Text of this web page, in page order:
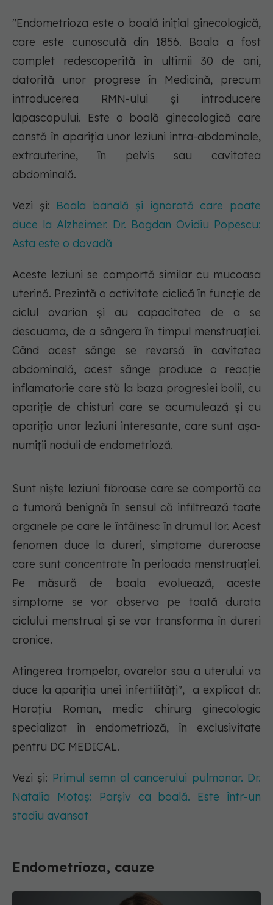
"Endometrioza este o boală inițial ginecologică,
care este cunoscută din 1856. Boala a fost
complet redescoperită în ultimii 30 de ani,
datorită unor progrese în Medicină, precum
introducerea RMN-ului și introducere
lapascopului. Este o boală ginecologică care
constă în apariția unor leziuni intra-abdominale,
extrauterine, în pelvis sau cavitatea
abdominală.
Vezi și: Boala banală și ignorată care poate
duce la Alzheimer. Dr. Bogdan Ovidiu Popescu:
Asta este o dovadă
Aceste leziuni se comportă similar cu mucoasa
uterină. Prezintă o activitate ciclică în funcție de
ciclul ovarian și au capacitatea de a se
descuama, de a sângera în timpul menstruației.
Când acest sânge se revarsă în cavitatea
abdominală, acest sânge produce o reacție
inflamatorie care stă la baza progresiei bolii, cu
apariție de chisturi care se acumulează și cu
apariția unor leziuni interesante, care sunt așa-
numiții noduli de endometrioză.
Sunt niște leziuni fibroase care se comportă ca
o tumoră benignă în sensul că infiltrează toate
organele pe care le întâlnesc în drumul lor. Acest
fenomen duce la dureri, simptome dureroase
care sunt concentrate în perioada menstruației.
Pe măsură de boala evoluează, aceste
simptome se vor observa pe toată durata
ciclului menstrual și se vor transforma în dureri
cronice.
Atingerea trompelor, ovarelor sau a uterului va
duce la apariția unei infertilități", a explicat dr.
Horațiu Roman, medic chirurg ginecologic
specializat în endometrioză, în exclusivitate
pentru DC MEDICAL.
Vezi și: Primul semn al cancerului pulmonar. Dr.
Natalia Motaș: Parșiv ca boală. Este într-un
stadiu avansat
Endometrioza, cauze